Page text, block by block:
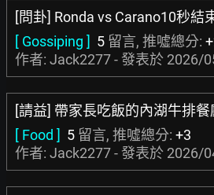
[問卦] Ronda vs Carano10秒結
[ Gossiping ] 5 留言, 推噓總分:
作者: Jack2277 - 發表於 2026/
[請益] 帶家長吃飯的內湖牛排
[ Food ] 5 留言, 推噓總分: +3
作者: Jack2277 - 發表於 2026/